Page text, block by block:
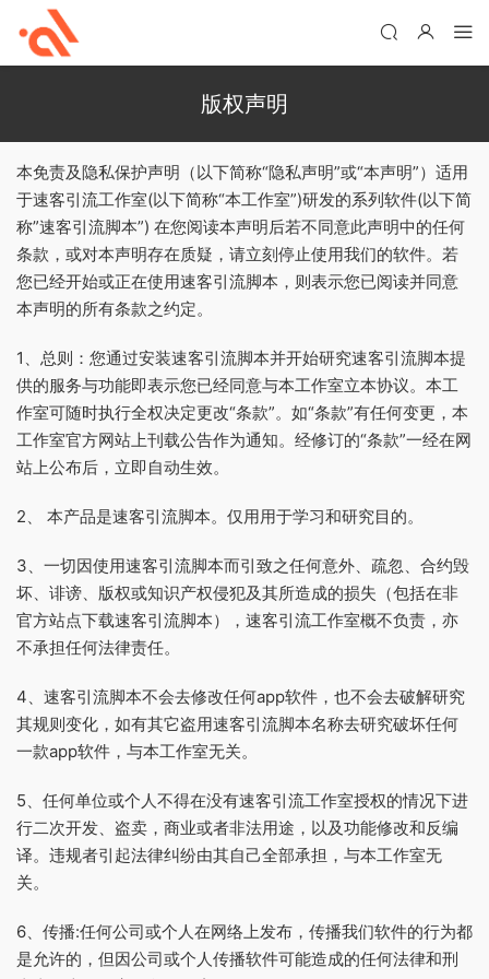
版权声明
本免责及隐私保护声明（以下简称“隐私声明”或“本声明”）适用
于速客引流工作室(以下简称“本工作室”)研发的系列软件(以下简
称”速客引流脚本”) 在您阅读本声明后若不同意此声明中的任何
条款，或对本声明存在质疑，请立刻停止使用我们的软件。若
您已经开始或正在使用速客引流脚本，则表示您已阅读并同意
本声明的所有条款之约定。
1、总则：您通过安装速客引流脚本并开始研究速客引流脚本提
供的服务与功能即表示您已经同意与本工作室立本协议。本工
作室可随时执行全权决定更改“条款”。如“条款”有任何变更，本
工作室官方网站上刊载公告作为通知。经修订的“条款”一经在网
站上公布后，立即自动生效。
2、 本产品是速客引流脚本。仅用用于学习和研究目的。
3、一切因使用速客引流脚本而引致之任何意外、疏忽、合约毁
坏、诽谤、版权或知识产权侵犯及其所造成的损失（包括在非
官方站点下载速客引流脚本），速客引流工作室概不负责，亦
不承担任何法律责任。
4、速客引流脚本不会去修改任何app软件，也不会去破解研究
其规则变化，如有其它盗用速客引流脚本名称去研究破坏任何
一款app软件，与本工作室无关。
5、任何单位或个人不得在没有速客引流工作室授权的情况下进
行二次开发、盗卖，商业或者非法用途，以及功能修改和反编
译。违规者引起法律纠纷由其自己全部承担，与本工作室无
关。
6、传播:任何公司或个人在网络上发布，传播我们软件的行为都
是允许的，但因公司或个人传播软件可能造成的任何法律和刑